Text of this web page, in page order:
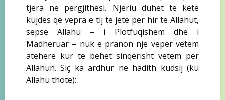
tjera në përgjithësi. Njeriu duhet të këtë
kujdes që vepra e tij të jetë për hir të Allahut,
sepse Allahu – i Plotfuqishëm dhe i
Madhëruar – nuk e pranon një vepër vetëm
atëherë kur të bëhet sinqerisht vetëm për
Allahun. Siç ka ardhur në hadith kudsij (ku
Allahu thotë):